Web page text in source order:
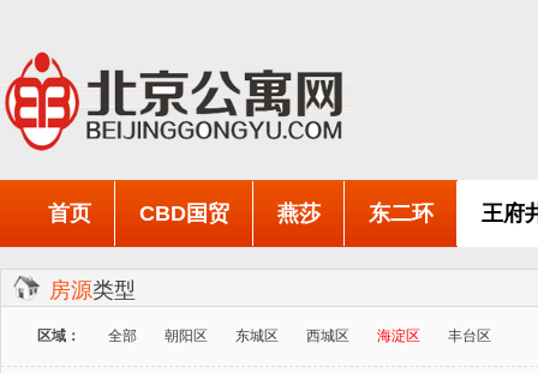
首页 CBD国贸 燕莎 东二环 王府
房源类型
区域： 全部 朝阳区 东城区 西城区 海淀区 丰台区